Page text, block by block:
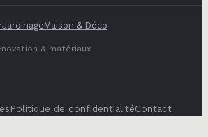
JardinageMaison & Déco
& matériaux
Politique de confidentialitéContact